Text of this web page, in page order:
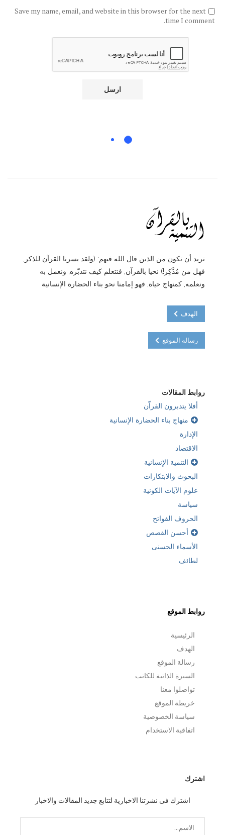
Save my name, email, and website in this browser for the next
time I comment.
نريد أن نكون من الذين قال الله فيهم: (ولقد يسرنا القرآن للذكر,
فهل من مُدَّكِر!) نحيا بالقرآن, فنتعلم كيف نتدبّره, ونعمل به
ونعلمه, كمنهاج حياة, فهو إمامنا نحو بناء الحضارة الإنسانية
الهدف
رساله الموقع
روابط المقالات
أفلا يتدبرون القراّن
منهاج بناء الحضارة الإنسانية
الإدارة
الاقتصاد
التنمية الإنسانية
البحوث والابتكارات
علوم الآيات الكونية
سياسة
الحروف الفواتح
أحسن القصص
الأسماء الحسنى
لطائف
روابط الموقع
الرئيسية
الهدف
رسالة الموقع
السيرة الذاتية للكاتب
تواصلوا معنا
خريطة الموقع
سياسة الخصوصية
اتفاقبة الاستخدام
اشترك
اشترك فى نشرتنا الاخبارية لتتابع جديد المقالات والاخبار